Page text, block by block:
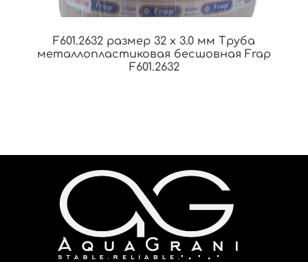
F601.2632 размер 32 x 3.0 мм Труба
металлопластиковая бесшовная Frap
F601.2632